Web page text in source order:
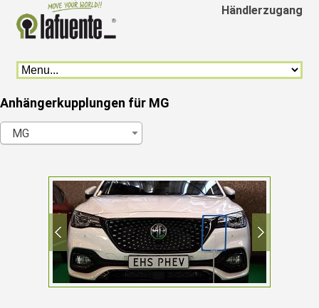
Händlerzugang
Anhängerkupplungen für MG
MG